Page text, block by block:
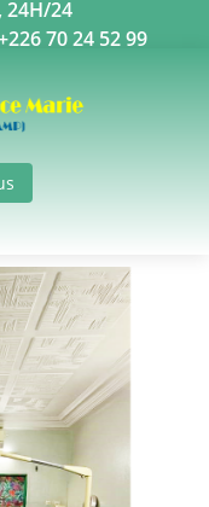
24H/24
70 24 52 99